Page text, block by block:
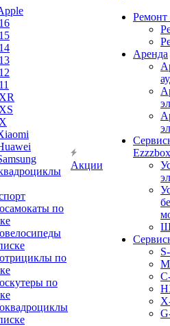
по
по
по
Акции
Ремонт
Аренда
Ezzzbox